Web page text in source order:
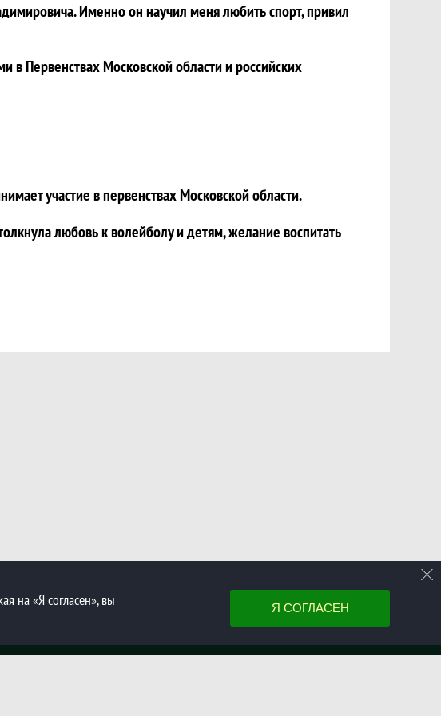
Именно он научил меня любить спорт, привил
Первенствах Московской области и российских
участие в первенствах Московской области.
любовь к волейболу и детям, желание воспитать
на «Я согласен», вы
Я СОГЛАСЕН